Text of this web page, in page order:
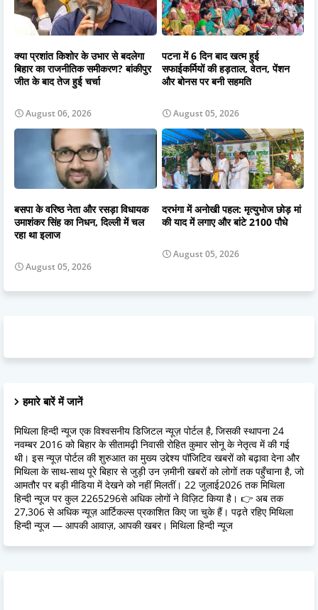
क्या प्रशांत किशोर के उभार से बदलेगा
बिहार का राजनीतिक समीकरण? बांकीपुर
जीत के बाद तेज हुई चर्चा
August 06, 2026
पटना में 6 दिन बाद खत्म हुई
सफाईकर्मियों की हड़ताल, वेतन, पेंशन
और बोनस पर बनी सहमति
August 05, 2026
बसपा के वरिष्ठ नेता और रसड़ा विधायक
उमाशंकर सिंह का निधन, दिल्ली में चल
रहा था इलाज
August 05, 2026
दरभंगा में अनोखी पहल: मृत्युभोज छोड़ मां
की याद में लगाए और बांटे 2100 पौधे
August 05, 2026
हमारे बारें में जानें
मिथिला हिन्दी न्यूज एक विश्वसनीय डिजिटल न्यूज़ पोर्टल है, जिसकी स्थापना 24
नवम्बर 2016 को बिहार के सीतामढ़ी निवासी रोहित कुमार सोनू के नेतृत्व में की गई
थी। इस न्यूज़ पोर्टल की शुरुआत का मुख्य उद्देश्य पॉजिटिव खबरों को बढ़ावा देना और
मिथिला के साथ-साथ पूरे बिहार से जुड़ी उन ज़मीनी खबरों को लोगों तक पहुँचाना है, जो
आमतौर पर बड़ी मीडिया में देखने को नहीं मिलतीं। 22 जुलाई2026 तक मिथिला
हिन्दी न्यूज पर कुल 2265296से अधिक लोगों ने विज़िट किया है। 👉 अब तक
27,306 से अधिक न्यूज़ आर्टिकल्स प्रकाशित किए जा चुके हैं। पढ़ते रहिए मिथिला
हिन्दी न्यूज — आपकी आवाज़, आपकी खबर। मिथिला हिन्दी न्यूज